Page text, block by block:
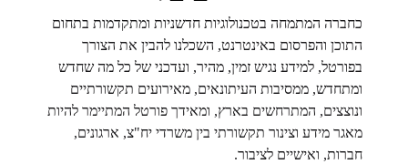
כחברה המתמחה בטכנולוגיות חדשניות ומתקדמות בתחום
התוכן והפרסום באינטרנט, השכלנו להבין את הצורך
בפורטל, למידע נגיש זמין, מהיר, ועדכני של כל מה שחדש
ומתחדש, ממסיבות העיתונאים, מאירועים תקשורתיים
ונוצצים, המתרחשים בארץ, ומאידך פורטל המתיימר להיות
מאגר מידע וצינור תקשורתי בין משרדי יח"צ, ארגונים,
חברות, ואישיים לציבור.